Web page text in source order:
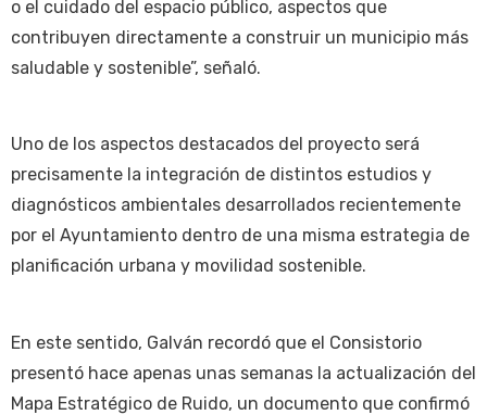
o el cuidado del espacio público, aspectos que
contribuyen directamente a construir un municipio más
saludable y sostenible”, señaló.
Uno de los aspectos destacados del proyecto será
precisamente la integración de distintos estudios y
diagnósticos ambientales desarrollados recientemente
por el Ayuntamiento dentro de una misma estrategia de
planificación urbana y movilidad sostenible.
En este sentido, Galván recordó que el Consistorio
presentó hace apenas unas semanas la actualización del
Mapa Estratégico de Ruido, un documento que confirmó